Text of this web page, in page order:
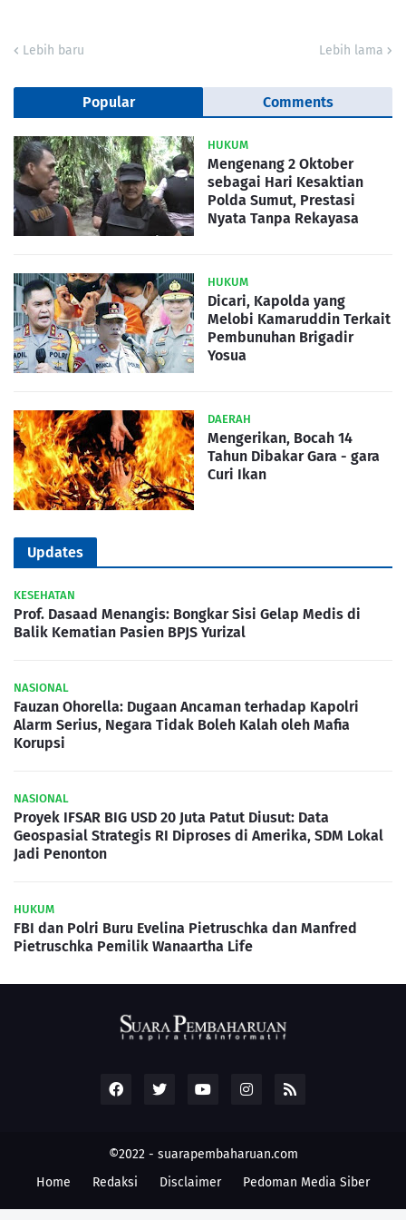
Lebih baru Lebih lama
Popular Comments
HUKUM
Mengenang 2 Oktober
sebagai Hari Kesaktian
Polda Sumut, Prestasi
Nyata Tanpa Rekayasa
HUKUM
Dicari, Kapolda yang
Melobi Kamaruddin Terkait
Pembunuhan Brigadir
Yosua
DAERAH
Mengerikan, Bocah 14
Tahun Dibakar Gara - gara
Curi Ikan
Updates
KESEHATAN
Prof. Dasaad Menangis: Bongkar Sisi Gelap Medis di
Balik Kematian Pasien BPJS Yurizal
NASIONAL
Fauzan Ohorella: Dugaan Ancaman terhadap Kapolri
Alarm Serius, Negara Tidak Boleh Kalah oleh Mafia
Korupsi
NASIONAL
Proyek IFSAR BIG USD 20 Juta Patut Diusut: Data
Geospasial Strategis RI Diproses di Amerika, SDM Lokal
Jadi Penonton
HUKUM
FBI dan Polri Buru Evelina Pietruschka dan Manfred
Pietruschka Pemilik Wanaartha Life
©2022 - suarapembaharuan.com
Home
Redaksi Disclaimer Pedoman Media Siber